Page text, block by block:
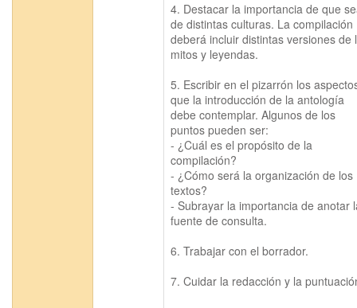
4. Destacar la importancia de que
de distintas culturas. La compilación
deberá incluir distintas versiones de
mitos y leyendas.
5. Escribir en el pizarrón los
que la introducción de la antología
debe contemplar. Algunos de los
puntos pueden ser:
- ¿Cuál es el propósito de la
compilación?
- ¿Cómo será la organización de los
textos?
- Subrayar la importancia de anotar
fuente de consulta.
6. Trabajar con el borrador.
7. Cuidar la redacción y la